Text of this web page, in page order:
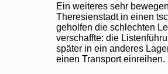
Ein weiteres sehr
Theresienstadt in einen
geholfen die schlechten
verschaffte: die
später in ein anderes
einen Transport